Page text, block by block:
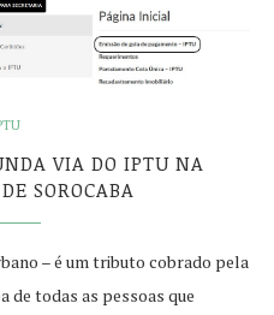
VIA DO IPTU NA
SOROCABA
– é um tributo cobrado pela
de todas as pessoas que